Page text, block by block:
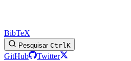
BibTeX
Pesquisar CtrlK
GitHub
Twitter